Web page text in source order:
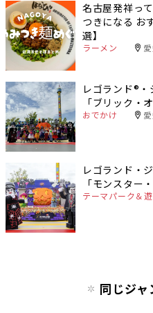
名古屋発祥っ
つきになる お
選】
ラーメン
レゴランド®︎
「ブリック‧
おでかけ
レゴランド・
「モンスター
テーマパーク＆
同じジャ